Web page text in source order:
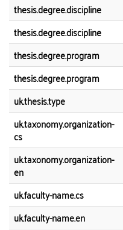
thesis.degree.discipline
thesis.degree.discipline
thesis.degree.program
thesis.degree.program
uk.thesis.type
uk.taxonomy.organization-
cs
uk.taxonomy.organization-
en
uk.faculty-name.cs
uk.faculty-name.en